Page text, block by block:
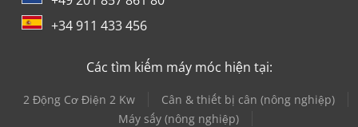
+34 911 433 456
Các tìm kiếm máy móc hiện tại:
2 Động Cơ Điện 2 Kw
Cân & thiết bị cân (nông nghiệp)
Máy sấy (nông nghiệp)